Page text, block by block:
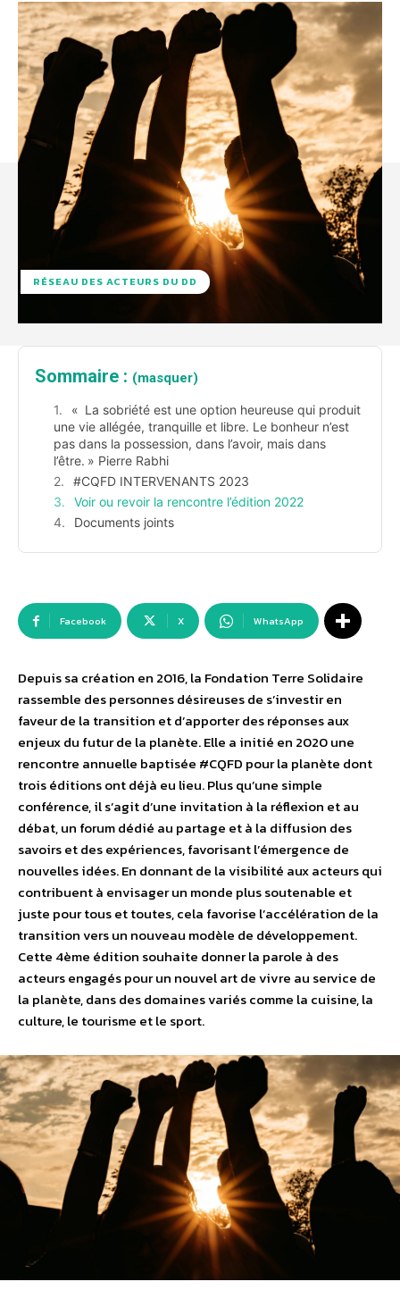
RÉSEAU DES ACTEURS DU DD
Sommaire : (masquer)
« La sobriété est une option heureuse qui produit
une vie allégée, tranquille et libre. Le bonheur n’est
pas dans la possession, dans l’avoir, mais dans
l’être. » Pierre Rabhi
#CQFD INTERVENANTS 2023
Voir ou revoir la rencontre l’édition 2022
Documents joints
Facebook X WhatsApp
Depuis sa création en 2016, la Fondation Terre Solidaire
rassemble des personnes désireuses de s’investir en
faveur de la transition et d’apporter des réponses aux
enjeux du futur de la planète. Elle a initié en 2020 une
rencontre annuelle baptisée #CQFD pour la planète dont
trois éditions ont déjà eu lieu. Plus qu’une simple
conférence, il s’agit d’une invitation à la réflexion et au
débat, un forum dédié au partage et à la diffusion des
savoirs et des expériences, favorisant l’émergence de
nouvelles idées. En donnant de la visibilité aux acteurs qui
contribuent à envisager un monde plus soutenable et
juste pour tous et toutes, cela favorise l’accélération de la
transition vers un nouveau modèle de développement.
Cette 4ème édition souhaite donner la parole à des
acteurs engagés pour un nouvel art de vivre au service de
la planète, dans des domaines variés comme la cuisine, la
culture, le tourisme et le sport.